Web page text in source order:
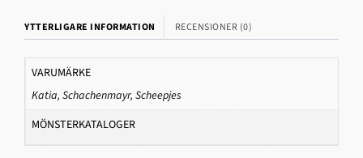
YTTERLIGARE INFORMATION RECENSIONER (0)
VARUMÄRKE
Katia, Schachenmayr, Scheepjes
MÖNSTERKATALOGER